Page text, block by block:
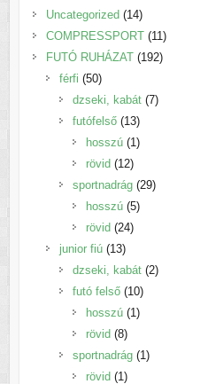
Uncategorized 1414
termék
COMPRESSPORT 1111
termék
FUTÓ RUHÁZAT 192192
férfi 5050
termék
dzseki, kabát 77
futófelső 1313
termék
hosszú 11
rövid 1212
termék
sportnadrág 2929
hosszú 55
rövid 2424
junior fiú 1313
termék
dzseki, kabát 22
futó felső 1010
termék
hosszú 11
rövid 88
termék
sportnadrág 11
rövid 11